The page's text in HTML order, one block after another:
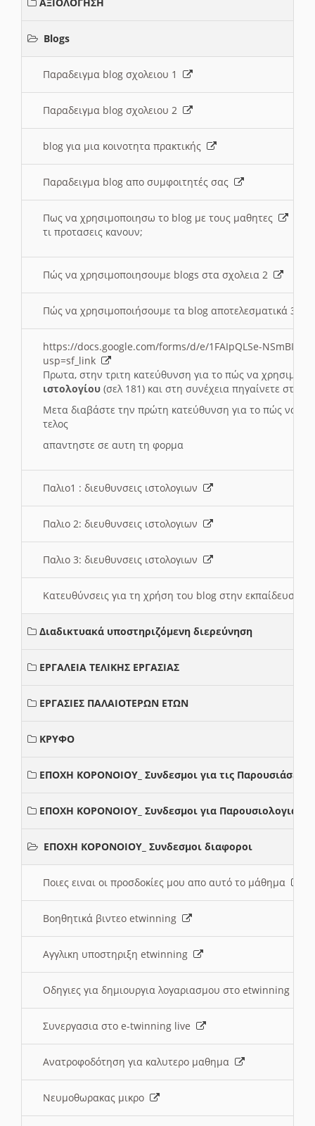
Blogs
Παραδειγμα blog σχολειου 1
Παραδειγμα blog σχολειου 2
blog για μια κοινοτητα πρακτικής
Παραδειγμα blog απο συμφοιτητές σας
Πως να χρησιμοποιησω το blog με τους μαθητες
τι προτασεις κανουν;
Πώς να χρησιμοποιησουμε blogs στα σχολεια 2
Πώς να χρησιμοποιήσουμε τα blog αποτελεσματικά 3
https://docs.google.com/forms/d/e/1FAIpQLSe-NSmBI-
usp=sf_link
Πρωτα, στην τριτη κατεύθυνση για το πώς να
ιστολογίου (σελ 181) και στη συνέχεια πηγαίνετε στο
Μετα διαβάστε την πρώτη κατεύθυνση για το πώς να
τελος
απαντηστε σε αυτη τη φορμα
Παλιο1 : διευθυνσεις ιστολογιων
Παλιο 2: διευθυνσεις ιστολογιων
Παλιο 3: διευθυνσεις ιστολογιων
Κατευθύνσεις για τη χρήση του blog στην εκπαίδευση
Διαδικτυακά υποστηριζόμενη διερεύνηση
ΕΡΓΑΛΕΙΑ ΤΕΛΙΚΗΣ ΕΡΓΑΣΙΑΣ
ΕΡΓΑΣΙΕΣ ΠΑΛΑΙΟΤΕΡΩΝ ΕΤΩΝ
ΚΡΥΦΟ
ΕΠΟΧΗ ΚΟΡΟΝΟΙΟΥ_ Συνδεσμοι για τις Παρουσιάσεις
ΕΠΟΧΗ ΚΟΡΟΝΟΙΟΥ_ Συνδεσμοι για Παρουσιολογια
ΕΠΟΧΗ ΚΟΡΟΝΟΙΟΥ_ Συνδεσμοι διαφοροι
Ποιες ειναι οι προσδοκίες μου απο αυτό το μάθημα
Βοηθητικά βιντεο etwinning
Αγγλικη υποστηριξη etwinning
Οδηγιες για δημιουργια λογαριασμου στο etwinning
Συνεργασια στο e-twinning live
Ανατροφοδότηση για καλυτερο μαθημα
Νευμοθωρακας μικρο